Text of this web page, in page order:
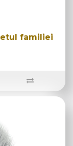
familiei